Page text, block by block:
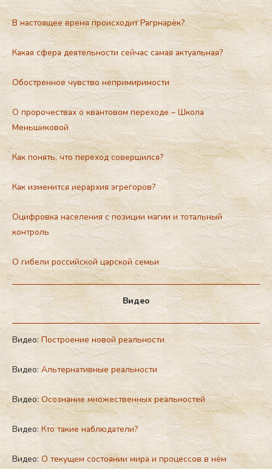
В настоящее время происходит Рагрнарёк?
Какая сфера деятельности сейчас самая актуальная?
Обостренное чувство непримиримости
О пророчествах о квантовом переходе – Школа
Меньшиковой
Как понять, что переход совершился?
Как изменится иерархия эгрегоров?
Оцифровка населения с позиции магии и тотальный
контроль
О гибели российской царской семьи
Видео
Видео:Построение новой реальности
Видео: Альтернативные реальности
Видео:Осознание множественных реальностей
Видео:Кто такие наблюдатели?
Видео: О текущем состоянии мира и процессов в нём